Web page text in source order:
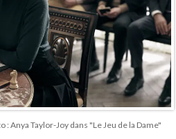
: Anya Taylor-Joy dans "Le Jeu de la Dame"